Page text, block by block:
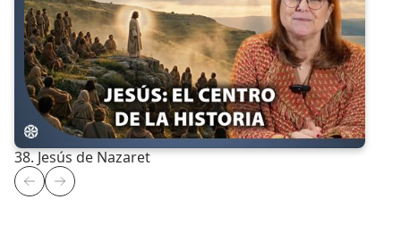
38. Jesús de Nazaret